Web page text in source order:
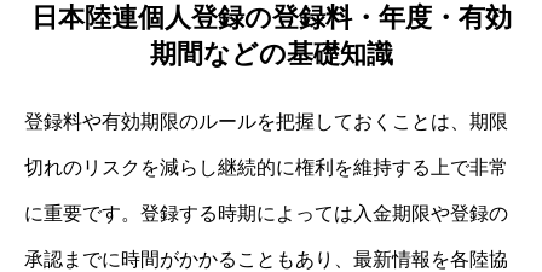
日本陸連個人登録の登録料・年度・有効
期間などの基礎知識
登録料や有効期限のルールを把握しておくことは、期限
切れのリスクを減らし継続的に権利を維持する上で非常
に重要です。登録する時期によっては入金期限や登録の
承認までに時間がかかることもあり、最新情報を各陸協